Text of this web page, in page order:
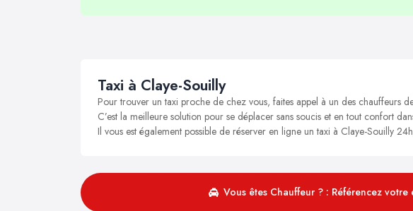
Taxi à Claye-Souilly
Pour trouver un taxi proche de chez vous, faites appel à un des chauffeurs
C’est la meilleure solution pour se déplacer sans soucis et en tout confort
Il vous est également possible de réserver en ligne un taxi à Claye-Souilly
Vous êtes Chauffeur ? : Référencez votre